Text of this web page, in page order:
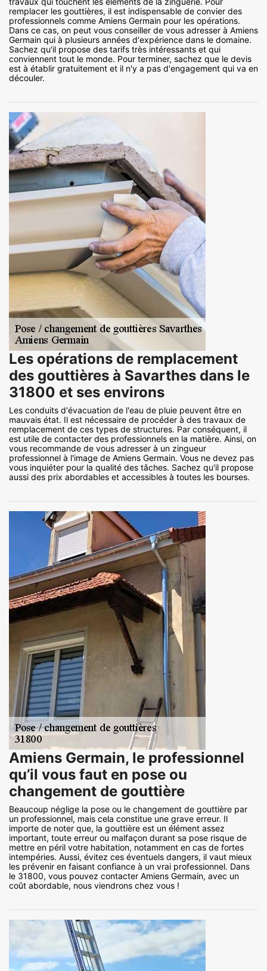
remplacer les gouttières, il est indispensable de convier des
professionnels comme Amiens Germain pour les opérations.
Dans ce cas, on peut vous conseiller de vous adresser à Amiens
Germain qui à plusieurs années d'expérience dans le domaine.
Sachez qu'il propose des tarifs très intéressants et qui
conviennent tout le monde. Pour terminer, sachez que le devis
est à établir gratuitement et il n'y a pas d'engagement qui va en
découler.
Les opérations de remplacement
des gouttières à Savarthes dans le
31800 et ses environs
Les conduits d'évacuation de l'eau de pluie peuvent être en
mauvais état. Il est nécessaire de procéder à des travaux de
remplacement de ces types de structures. Par conséquent, il
est utile de contacter des professionnels en la matière. Ainsi, on
vous recommande de vous adresser à un zingueur
professionnel à l'image de Amiens Germain. Vous ne devez pas
vous inquiéter pour la qualité des tâches. Sachez qu'il propose
aussi des prix abordables et accessibles à toutes les bourses.
Amiens Germain, le professionnel
qu’il vous faut en pose ou
changement de gouttière
Beaucoup néglige la pose ou le changement de gouttière par
un professionnel, mais cela constitue une grave erreur. Il
importe de noter que, la gouttière est un élément assez
important, toute erreur ou malfaçon durant sa pose risque de
mettre en péril votre habitation, notamment en cas de fortes
intempéries. Aussi, évitez ces éventuels dangers, il vaut mieux
les prévenir en faisant confiance à un vrai professionnel. Dans
le 31800, vous pouvez contacter Amiens Germain, avec un
coût abordable, nous viendrons chez vous !